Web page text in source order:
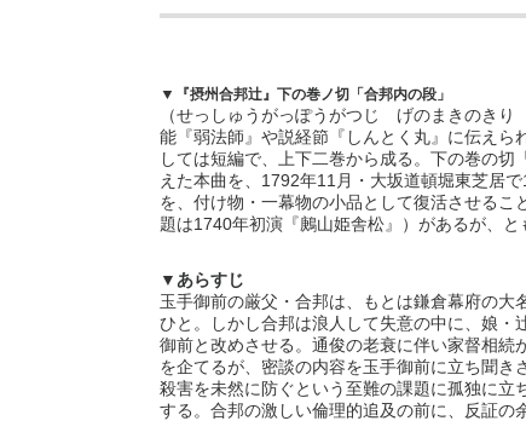
▼ 『摂州合邦辻』下の巻ノ切「合邦内の段」
（せっしゅうがっぽうがつじ げのまきのきり
能『弱法師』や説経節『しんとく丸』に伝えら
しては短編で、上下二巻から成る。下の巻の切
えた本曲を、 1792年11 月・大坂道頓堀東芝居で
を、付け物・一幕物の小品として復活させるこ
題は1740年初演『鶊山姫舎松』）があるが、
▼ あらすじ
玉手御前の厳父・合邦は、もとは鎌倉幕府の
ひと。しかし合邦は浪人して失意の中に、娘・
御前と改めさせる。通俊の老衰に伴い家督相
を企てるが、密談の内容を玉手御前に立ち聞き
殺害を未然に防ぐという至難の課題に孤独に立
する。合邦の激しい倫理的追及の前に、反証の